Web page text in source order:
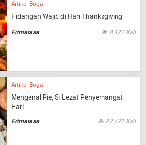
Artikel Boga
Hidangan Wajib di Hari Thanksgiving
Primarasa 8.122 Kali
Artikel Boga
Mengenal Pie, Si Lezat Penyemangat
Hari
Primarasa 22.421 Kali